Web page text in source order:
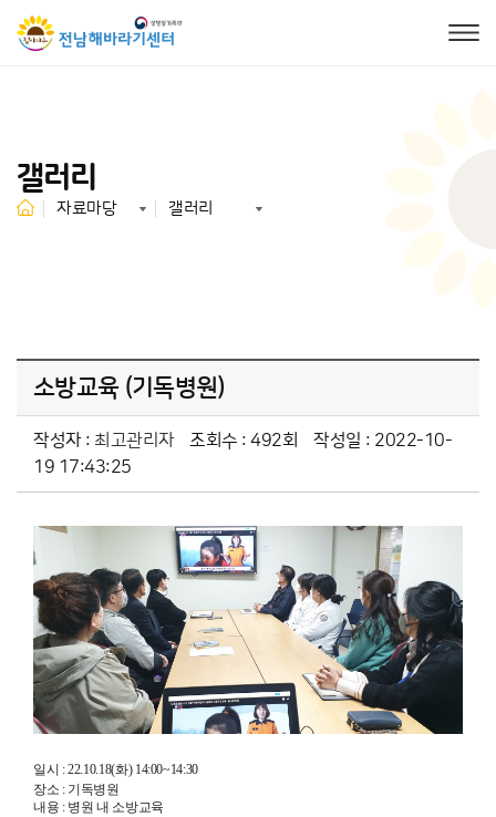
갤러리
자료마당 갤러리
소방교육 (기독병원)
작성자 : 최고관리자 조회수 : 492회
작성일 : 2022-10-
19 17:43:25
일시 : 22.10.18(화) 14:00~14:30
장소 : 기독병원
내용 : 병원 내 소방교육